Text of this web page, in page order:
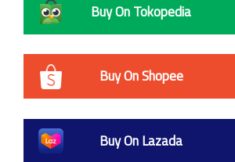
Buy On Tokopedia
Buy On Shopee
Buy On Lazada